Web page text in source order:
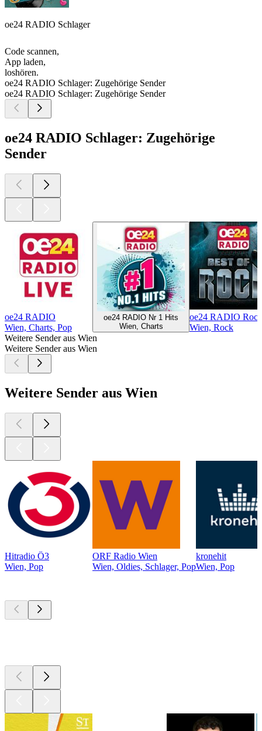
oe24 RADIO Schlager
Code scannen,
App laden,
loshören.
oe24 RADIO Schlager: Zugehörige Sender
oe24 RADIO Schlager: Zugehörige Sender
oe24 RADIO Schlager: Zugehörige
Sender
oe24 RADIO
Wien, Charts, Pop
oe24 RADIO Nr 1 Hits
Wien, Charts
oe24 RADIO Rock
Wien, Rock
Weitere Sender aus Wien
Weitere Sender aus Wien
Weitere Sender aus Wien
Hitradio Ö3
Wien, Pop
ORF Radio Wien
Wien, Oldies, Schlager, Pop
kronehit
Wien, Pop